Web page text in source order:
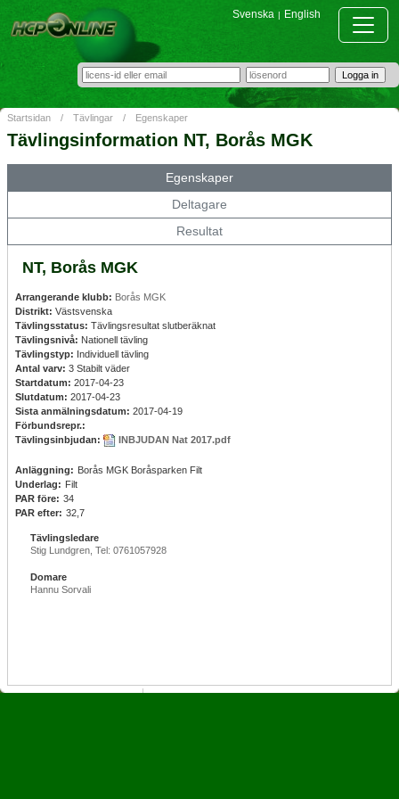
Svenska | English
Startsidan / Tävlingar / Egenskaper
Tävlingsinformation NT, Borås MGK
Egenskaper
Deltagare
Resultat
NT, Borås MGK
Arrangerande klubb: Borås MGK
Distrikt: Västsvenska
Tävlingsstatus: Tävlingsresultat slutberäknat
Tävlingsnivå: Nationell tävling
Tävlingstyp: Individuell tävling
Antal varv: 3 Stabilt väder
Startdatum: 2017-04-23
Slutdatum: 2017-04-23
Sista anmälningsdatum: 2017-04-19
Förbundsrepr.:
Tävlingsinbjudan:
INBJUDAN Nat 2017.pdf
Anläggning: Borås MGK Boråsparken Filt
Underlag: Filt
PAR före: 34
PAR efter: 32,7
Tävlingsledare
Stig Lundgren, Tel: 0761057928
Domare
Hannu Sorvali